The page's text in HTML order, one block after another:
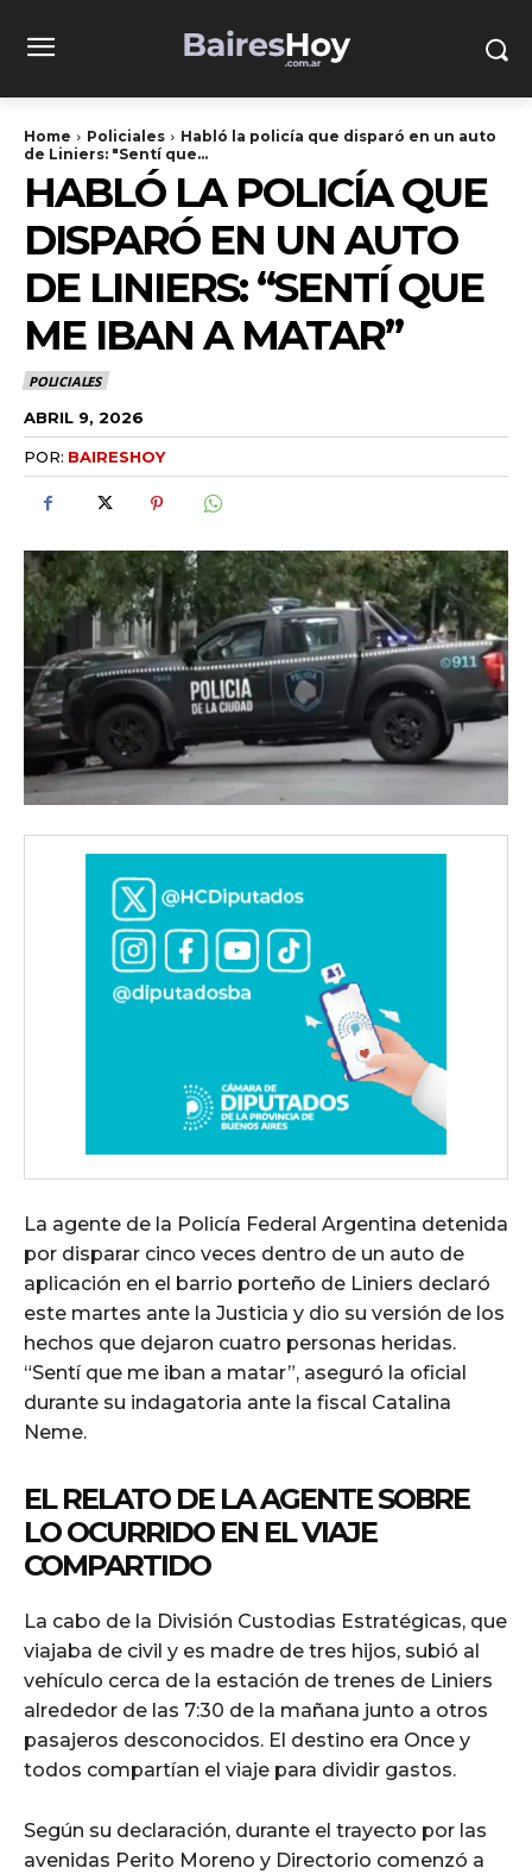
Home Policiales
Habló la policía que disparó en un auto
de Liniers: "Sentí que...
HABLÓ LA POLICÍA QUE
DISPARÓ EN UN AUTO
DE LINIERS: “SENTÍ QUE
ME IBAN A MATAR”
POLICIALES
ABRIL 9, 2026
POR: BAIRESHOY
La agente de la Policía Federal Argentina detenida
por disparar cinco veces dentro de un auto de
aplicación en el barrio porteño de Liniers declaró
este martes ante la Justicia y dio su versión de los
hechos que dejaron cuatro personas heridas.
“Sentí que me iban a matar”, aseguró la oficial
durante su indagatoria ante la fiscal Catalina
Neme.
EL RELATO DE LA AGENTE SOBRE
LO OCURRIDO EN EL VIAJE
COMPARTIDO
La cabo de la División Custodias Estratégicas, que
viajaba de civil y es madre de tres hijos, subió al
vehículo cerca de la estación de trenes de Liniers
alrededor de las 7:30 de la mañana junto a otros
pasajeros desconocidos. El destino era Once y
todos compartían el viaje para dividir gastos.
Según su declaración, durante el trayecto por las
avenidas Perito Moreno y Directorio comenzó a